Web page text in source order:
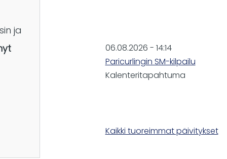
ja
06.08.2026 - 14:14
Paricurlingin SM-kilpailu
Kalenteritapahtuma
Kaikki tuoreimmat päivitykset